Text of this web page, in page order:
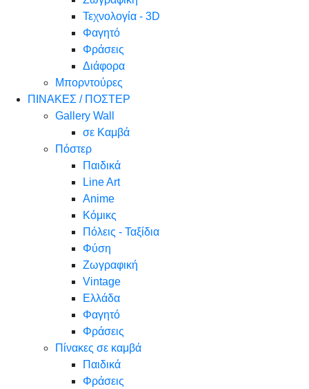
Τεχνολογία - 3D
Φαγητό
Φράσεις
Διάφορα
Μπορντούρες
ΠΙΝΑΚΕΣ / ΠΟΣΤΕΡ
Gallery Wall
σε Καμβά
Πόστερ
Παιδικά
Line Art
Anime
Κόμικς
Πόλεις - Ταξίδια
Φύση
Ζωγραφική
Vintage
Ελλάδα
Φαγητό
Φράσεις
Πίνακες σε καμβά
Παιδικά
Φράσεις